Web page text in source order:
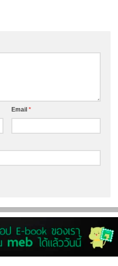
Email *